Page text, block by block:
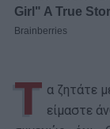
Τ α ζητάτε
είμαστε